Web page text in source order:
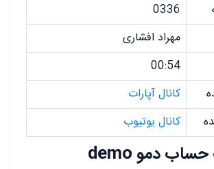
0336
مهراد افشاری
00:54
کانال آپارات
کانال یوتیوب
مشخصات حساب دمو demo